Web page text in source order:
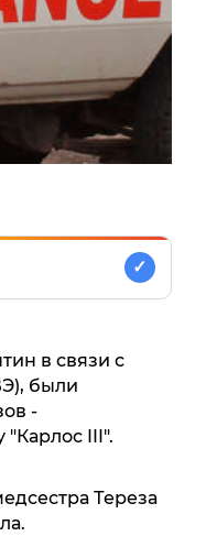
✓
в связи с
были
-
III".
Тереза